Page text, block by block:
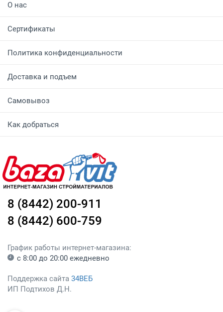
О нас
Сертификаты
Политика конфиденциальности
Доставка и подъем
Самовывоз
Как добраться
8 (8442) 200-911
8 (8442) 600-759
График работы интернет-магазина:
с 8:00 до 20:00 ежедневно
Поддержка сайта 34ВЕБ
ИП Подтихов Д.Н.